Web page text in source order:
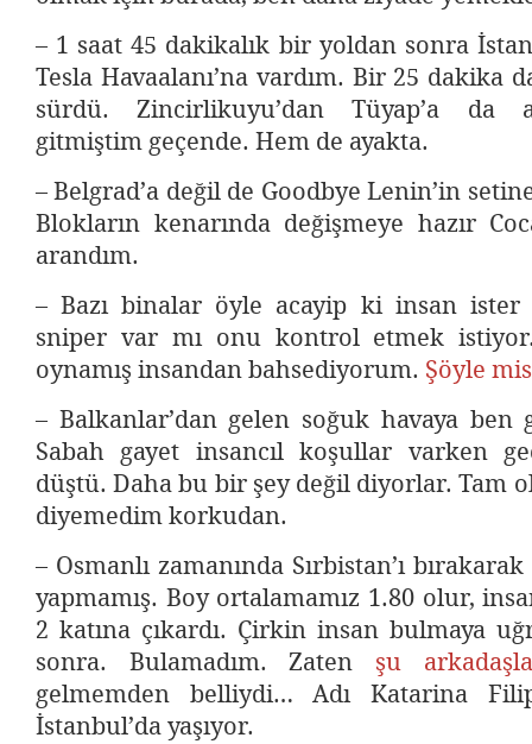
– 1 saat 45 dakikalık bir yoldan sonra
Tesla Havaalanı’na vardım. Bir 25 dakika
sürdü. Zincirlikuyu’dan Tüyap’a da
gitmiştim geçende. Hem de ayakta.
– Belgrad’a değil de Goodbye Lenin’in
Blokların kenarında değişmeye hazır
arandım.
– Bazı binalar öyle acayip ki insan ister
sniper var mı onu kontrol etmek
oynamış insandan bahsediyorum. Şöyle
– Balkanlar’dan gelen soğuk havaya ben
Sabah gayet insancıl koşullar varken
düştü. Daha bu bir şey değil diyorlar. Tam
diyemedim korkudan.
– Osmanlı zamanında Sırbistan’ı
yapmamış. Boy ortalamamız 1.80 olur,
2 katına çıkardı. Çirkin insan bulmaya
sonra. Bulamadım. Zaten şu arkadaşla
gelmemden belliydi… Adı Katarina
İstanbul’da yaşıyor.